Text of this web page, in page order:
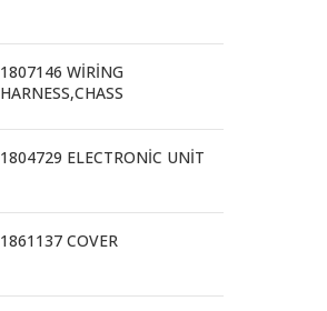
1807146 WİRİNG
HARNESS,CHASS
1804729 ELECTRONİC UNİT
1861137 COVER